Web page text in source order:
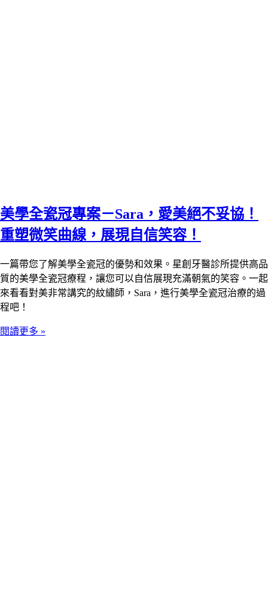
美學全瓷冠專案－Sara，愛美絕不妥協！
重塑微笑曲線，展現自信笑容！
一篇帶您了解美學全瓷冠的優勢和效果。星創牙醫診所提供高品
質的美學全瓷冠療程，讓您可以自信展現充滿朝氣的笑容。一起
來看看對美非常講究的紋繡師，Sara，進行美學全瓷冠治療的過
程吧！
閱讀更多 »